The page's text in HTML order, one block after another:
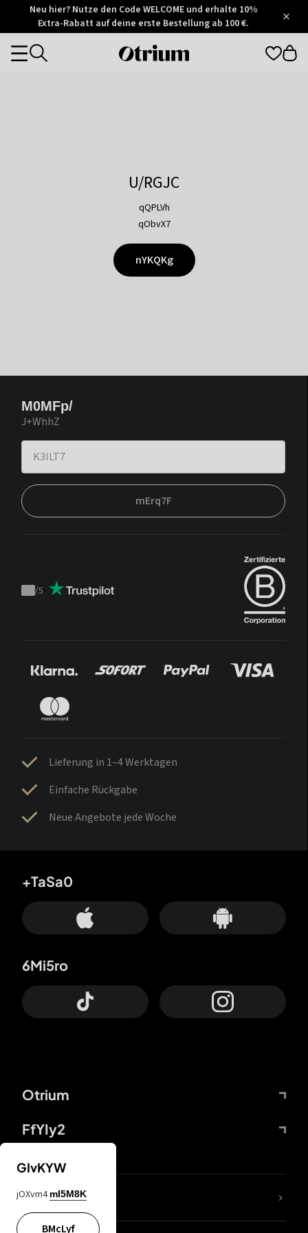
Otrium
Trustpilot
Neu hier? Nutze den Code WELCOME und erhalte 10%
Extra-Rabatt auf deine erste Bestellung ab 100 €.
Otrium
Categories
U/RGJC
qQPLVh
qObvX7
nYKQKg
M0MFp/
J+WhhZ
mErq7F
Trustpilot
/5
Lieferung in 1–4 Werktagen
Einfache Rückgabe
Neue Angebote jede Woche
Otrium
FfYIy2
+TaSa0
6Mi5ro
DDcvSo
GIvKYW
jOXvm4 mI5M8K
BMcLyf